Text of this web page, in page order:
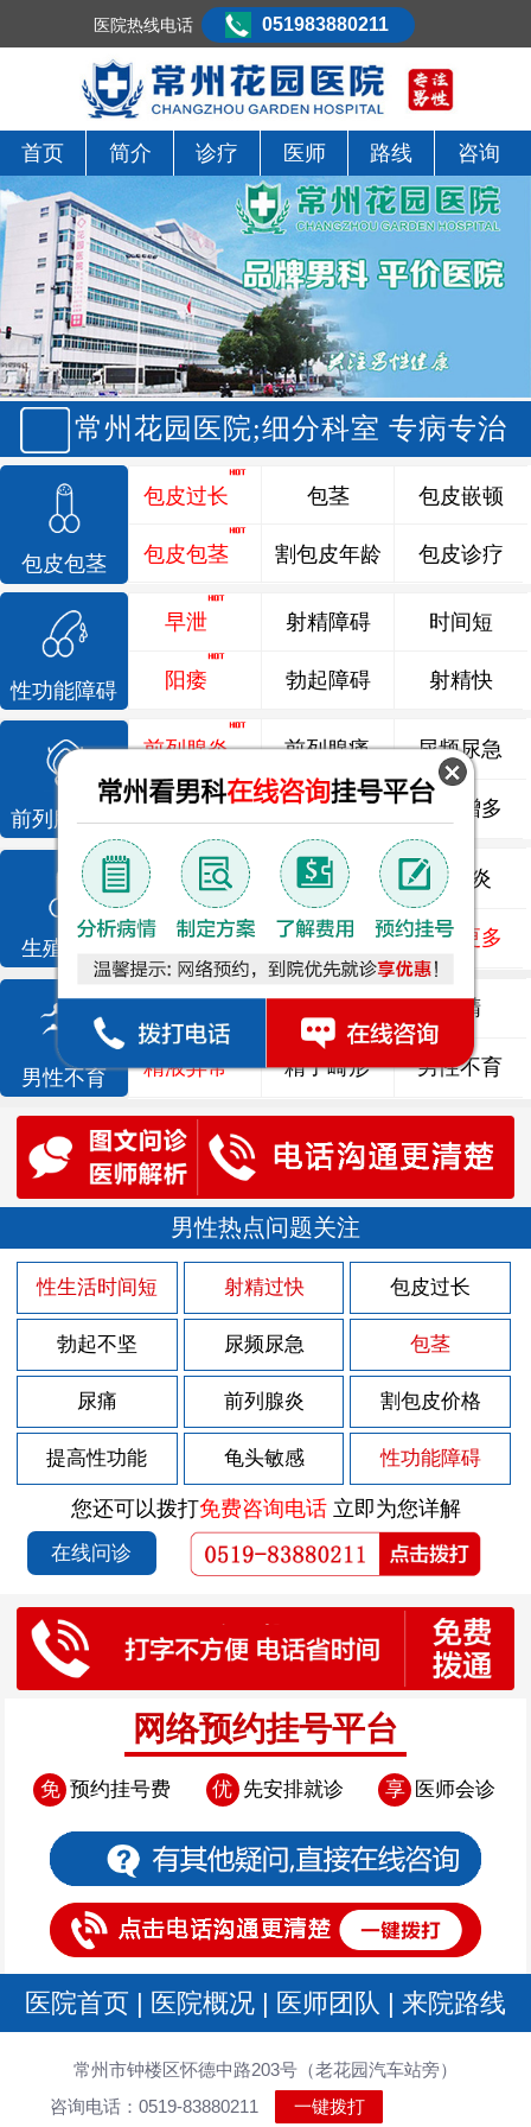
首页 简介 诊疗 医师 路线 咨询
常州花园医院;细分科室 专病专治
包皮包茎
包皮过长
包皮包茎
包茎
割包皮年龄
包皮嵌顿
包皮诊疗
性功能障碍
早泄
阳痿
射精障碍
勃起障碍
时间短
射精快
前列腺疾病
前列腺炎 前列腺痛 尿频尿急
前列腺增生 排尿不畅 夜尿增多
生殖感染
龟头炎 睾丸炎 尿道炎
尿相关 泌尿感染 了解更多
男性不育
死精 少精 弱精
精液异常 精子畸形 男性不育
男性热点问题关注
性生活时间短 射精过快 包皮过长
勃起不坚 尿频尿急 包茎
尿痛 前列腺炎 割包皮价格
提高性功能 龟头敏感 性功能障碍
您还可以拨打免费咨询电话立即为您详解
在线问诊
网络预约挂号平台
免 预约挂号费 优 先安排就诊 享 医师会诊
医院首页 | 医院概况 | 医师团队 | 来院路线
常州市钟楼区怀德中路203号（老花园汽车站旁）
咨询电话：0519-83880211
一键拨打
医院热线电话 051983880211